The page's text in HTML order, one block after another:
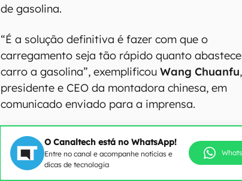
de gasolina.
“É a solução definitiva é fazer com que o
carregamento seja tão rápido quanto
carro a gasolina”, exemplificouWang Chuanfu,
presidente e CEO da montadora chinesa, em
comunicado enviado para a imprensa.
O Canaltech está no WhatsApp!
Entre no canal e acompanhe notícias e
dicas de tecnologia